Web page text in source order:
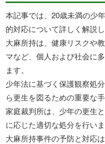
本記事では、20歳未満の少
的対応について詳しく解説し
大麻所持は、健康リスクや
マなど、個人および社会に
ます。
少年法に基づく保護観察処
ら更生を図るための重要な手
家庭裁判所は、少年の更生
に応じた適切な処分を行いま
大麻所持事件の予防と対応